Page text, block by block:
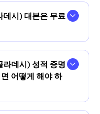
시) 대본은 무료
!
데시) 성적 증명
어떻게 해야 하
확장 프로그램크롬